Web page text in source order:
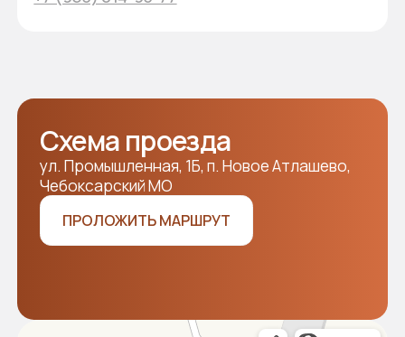
У вас остались вопросы?
Отправляя заявку, я подтверждаю своё согласие
сполитикой конфиденциальности
Разработка сайта WDS